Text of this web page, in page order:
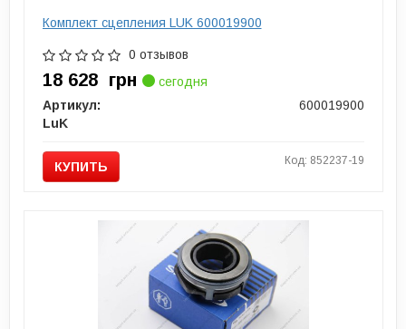
Комплект сцепления LUK 600019900
0 отзывов
18 628 грн
сегодня
Артикул:
600019900
LuK
КУПИТЬ Код: 852237-19